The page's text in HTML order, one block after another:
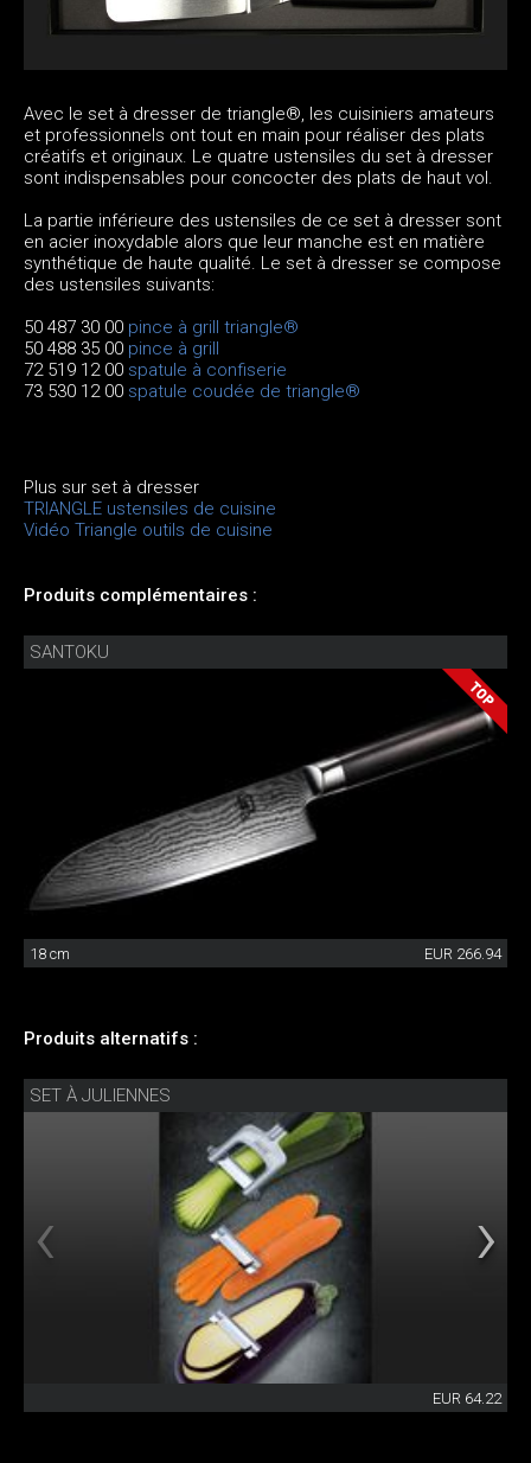
Avec le set à dresser de triangle®, les cuisiniers amateurs
et professionnels ont tout en main pour réaliser des plats
créatifs et originaux. Le quatre ustensiles du set à dresser
sont indispensables pour concocter des plats de haut vol.
La partie inférieure des ustensiles de ce set à dresser sont
en acier inoxydable alors que leur manche est en matière
synthétique de haute qualité. Le set à dresser se compose
des ustensiles suivants:
50 487 30 00 pince à grill triangle®
50 488 35 00 pince à grill
72 519 12 00 spatule à confiserie
73 530 12 00 spatule coudée de triangle®
Plus sur set à dresser
TRIANGLE ustensiles de cuisine
Vidéo Triangle outils de cuisine
Produits complémentaires :
SANTOKU
18 cm EUR 266.94
Produits alternatifs :
SET À JULIENNES
EUR 64.22